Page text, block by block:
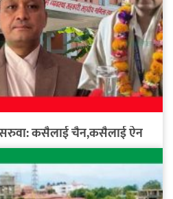
सरुवा: कसैलाई चैन,कसैलाई ऐन